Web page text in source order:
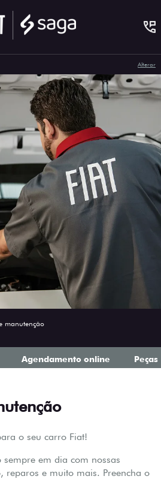
Alterar
manutenção
Agendamento online Peças
o seu carro Fiat!
em dia com nossas
reparos e muito mais. Preencha o